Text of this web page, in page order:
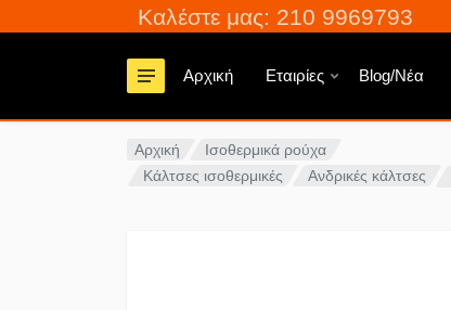
Καλέστε μας: 210 9969793
Αρχική Εταιρίες Blog/Νέα
Αρχική
Ισοθερμικά ρούχα
Κάλτσες ισοθερμικές
Ανδρικές κάλτσες